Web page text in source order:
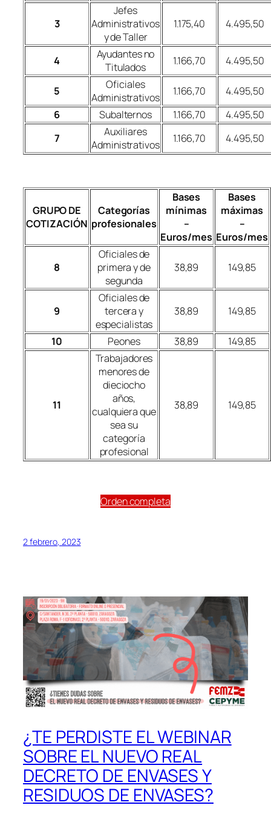
3
Jefes
Administrativos
y de Taller
1.175,40 4.495,50
4
Ayudantes no
Titulados
1.166,70 4.495,50
5
Oficiales
Administrativos
1.166,70
4.495,50
6
Subalternos 1.166,70
4.495,50
7
Auxiliares
Administrativos
1.166,70 4.495,50
GRUPO DE
COTIZACIÓN
Categorías
profesionales
Bases
mínimas
–
Euros/mes
Bases
máximas
–
Euros/mes
8
Oficiales de
primera y de
segunda
38,89 149,85
9
Oficiales de
tercera y
especialistas
38,89 149,85
10 Peones 38,89 149,85
11
Trabajadores
menores de
dieciocho
años,
cualquiera que
sea su
categoría
profesional
38,89 149,85
Orden completa
2 febrero, 2023
¿TE PERDISTE EL WEBINAR
SOBRE EL NUEVO REAL
DECRETO DE ENVASES Y
RESIDUOS DE ENVASES?